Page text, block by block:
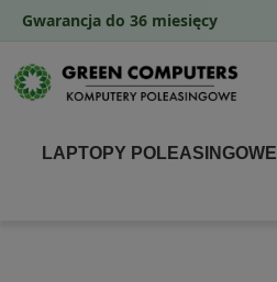
LAPTOPY POLEASINGOWE
Gwarancja do 36 miesięcy